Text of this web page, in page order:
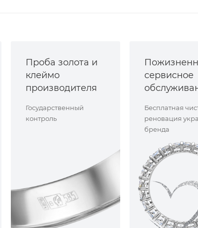
Проба золота и
клеймо
производителя
Государственный
контроль
сервисное
Бесплатная
реновация
бренда